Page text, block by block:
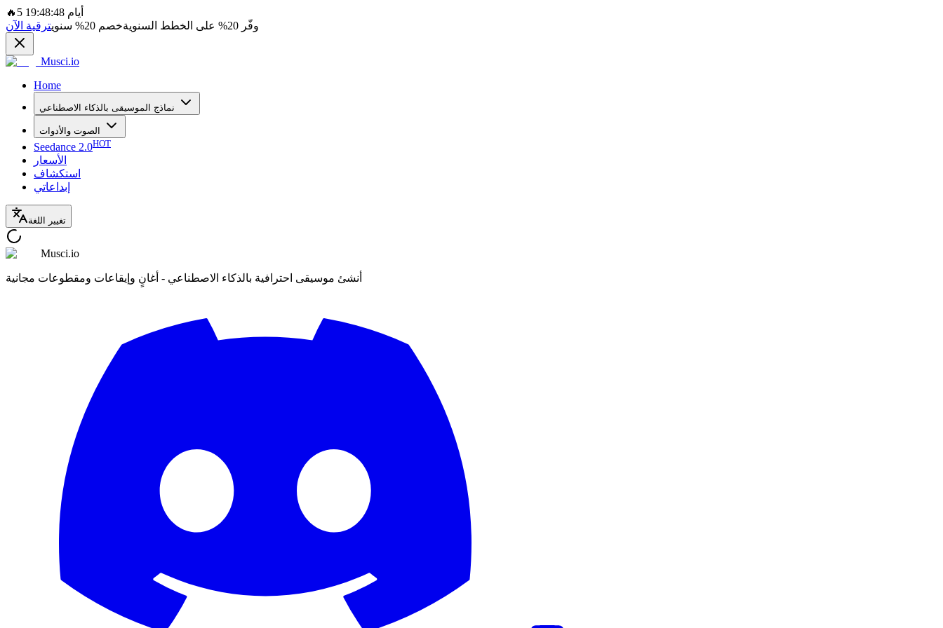
🔥
5 أيام 19:48:48
وفّر 20% على الخطط السنويةخصم 20% سنويترقية الآن
Musci.io
Home
نماذج الموسيقى بالذكاء الاصطناعي
الصوت والأدوات
Seedance 2.0HOT
الأسعار
استكشاف
إبداعاتي
تغيير اللغة
Musci.io
أنشئ موسيقى احترافية بالذكاء الاصطناعي - أغانٍ وإيقاعات ومقطوعات مجانية